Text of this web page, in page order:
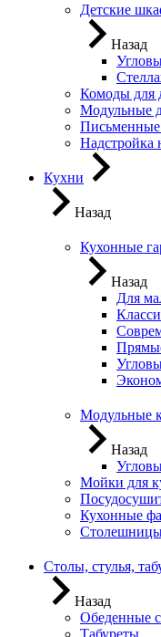
Детские
Назад
Комоды для
Модульные
Надстройка
Кухни
Назад
Кухонные
Назад
Для
Модульные
Назад
Мойки для
Кухонные
Столы, стулья,
Назад
Обеденные
Табуреты